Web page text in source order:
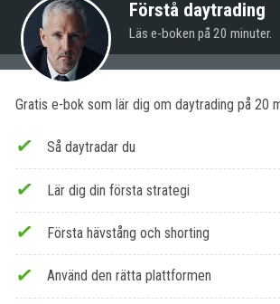
Förstå daytrading
Läs e-boken på 20 minuter.
Gratis e-bok som lär dig om daytrading på 20
Så daytradar du
Lär dig din första strategi
Första hävstång och shorting
Använd den rätta plattformen